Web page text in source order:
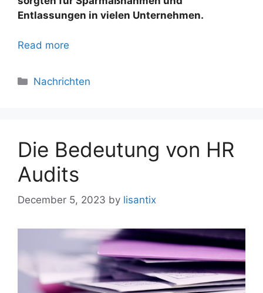
Entlassungen in vielen Unternehmen.
Read more
Nachrichten
Die Bedeutung von HR
Audits
December 5, 2023 by lisantix